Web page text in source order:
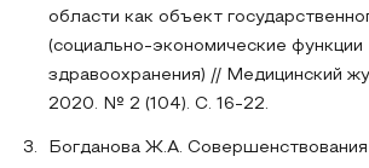
области как объект
(социально-экономические функции
здравоохранения) // Медицинский
2020. № 2 (104). С. 16-22.
Богданова Ж.А.